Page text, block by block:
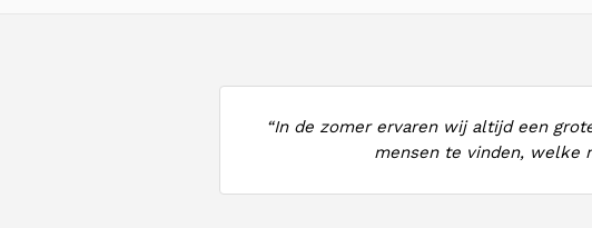
“In de zomer ervaren wij altijd een
mensen te vinden, welke